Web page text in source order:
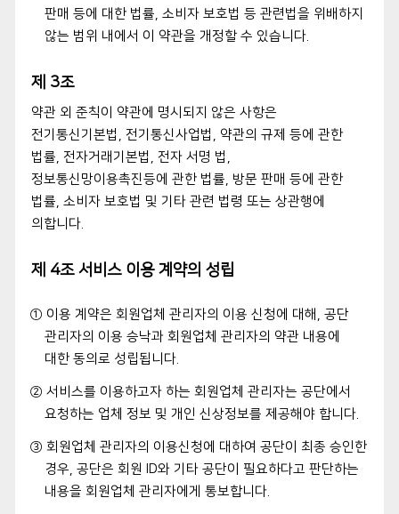
판매 등에 대한 법률, 소비자 보호법 등 관련법을 위배하지
않는 범위 내에서 이 약관을 개정할 수 있습니다.
제 3조
약관 외 준칙이 약관에 명시되지 않은 사항은
전기통신기본법, 전기통신사업법, 약관의 규제 등에 관한
법률, 전자거래기본법, 전자 서명 법,
정보통신망이용촉진등에 관한 법률, 방문 판매 등에 관한
법률, 소비자 보호법 및 기타 관련 법령 또는 상관행에
의합니다.
제 4조 서비스 이용 계약의 성립
① 이용 계약은 회원업체 관리자의 이용 신청에 대해, 공단
관리자의 이용 승낙과 회원업체 관리자의 약관 내용에
대한 동의로 성립됩니다.
② 서비스를 이용하고자 하는 회원업체 관리자는 공단에서
요청하는 업체 정보 및 개인 신상정보를 제공해야 합니다.
③ 회원업체 관리자의 이용신청에 대하여 공단이 최종 승인한
경우, 공단은 회원 ID와 기타 공단이 필요하다고 판단하는
내용을 회원업체 관리자에게 통보합니다.